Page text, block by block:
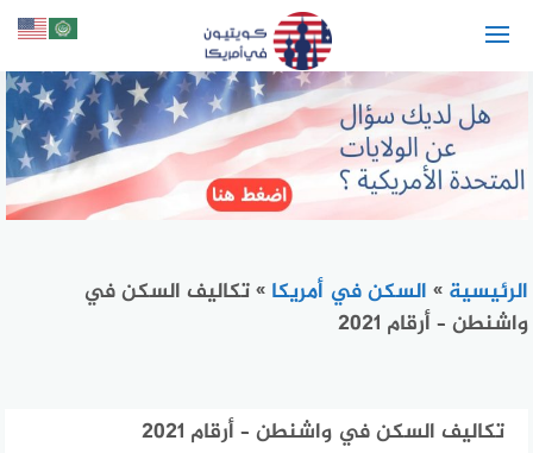
الرئيسية » السكن في أمريكا »تكاليف السكن في
واشنطن – أرقام 2021
تكاليف السكن في واشنطن – أرقام 2021